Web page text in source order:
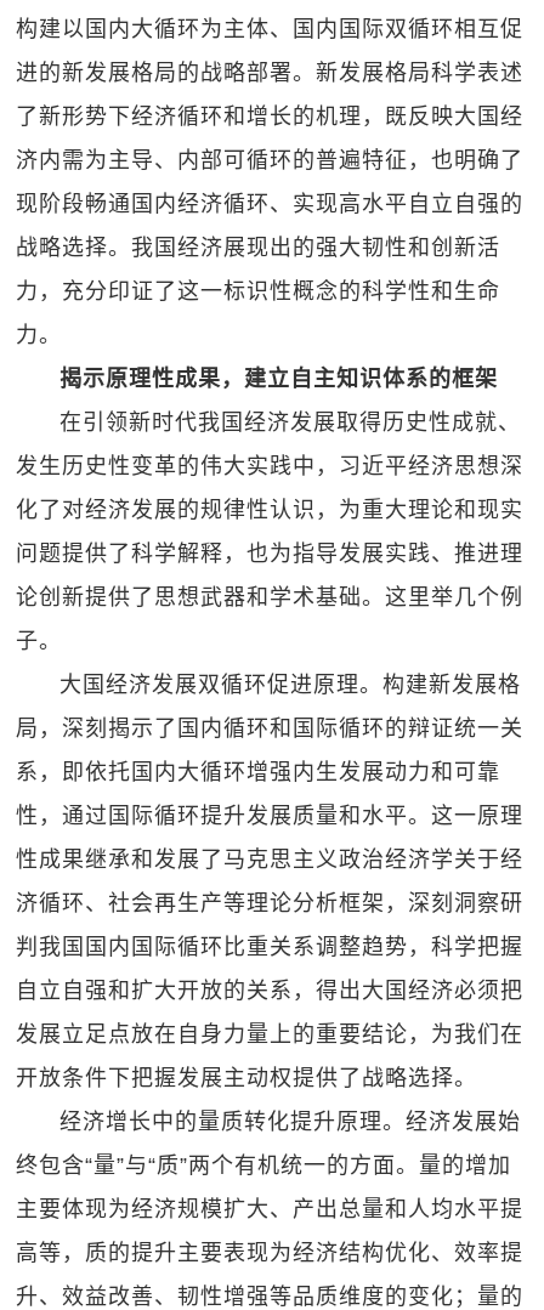
构建以国内大循环为主体、国内国际双循环相互促
进的新发展格局的战略部署。新发展格局科学表述
了新形势下经济循环和增长的机理，既反映大国经
济内需为主导、内部可循环的普遍特征，也明确了
现阶段畅通国内经济循环、实现高水平自立自强的
战略选择。我国经济展现出的强大韧性和创新活
力，充分印证了这一标识性概念的科学性和生命
力。
揭示原理性成果，建立自主知识体系的框架
在引领新时代我国经济发展取得历史性成就、
发生历史性变革的伟大实践中，习近平经济思想深
化了对经济发展的规律性认识，为重大理论和现实
问题提供了科学解释，也为指导发展实践、推进理
论创新提供了思想武器和学术基础。这里举几个例
子。
大国经济发展双循环促进原理。构建新发展格
局，深刻揭示了国内循环和国际循环的辩证统一关
系，即依托国内大循环增强内生发展动力和可靠
性，通过国际循环提升发展质量和水平。这一原理
性成果继承和发展了马克思主义政治经济学关于经
济循环、社会再生产等理论分析框架，深刻洞察研
判我国国内国际循环比重关系调整趋势，科学把握
自立自强和扩大开放的关系，得出大国经济必须把
发展立足点放在自身力量上的重要结论，为我们在
开放条件下把握发展主动权提供了战略选择。
经济增长中的量质转化提升原理。经济发展始
终包含“量”与“质”两个有机统一的方面。量的增加
主要体现为经济规模扩大、产出总量和人均水平提
高等，质的提升主要表现为经济结构优化、效率提
升、效益改善、韧性增强等品质维度的变化；量的